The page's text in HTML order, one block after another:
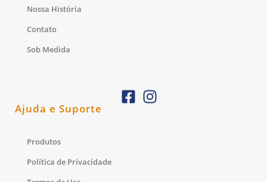
Nossa História
Contato
Sob Medida
Ajuda e Suporte
Produtos
Política de Privacidade